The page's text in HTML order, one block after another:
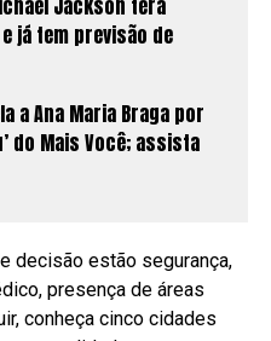
Jackson terá
já tem previsão de
a Ana Maria Braga por
do Mais Você; assista
decisão estão segurança,
presença de áreas
conheça cinco cidades